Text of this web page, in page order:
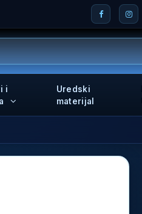
i
Uredski
materijal